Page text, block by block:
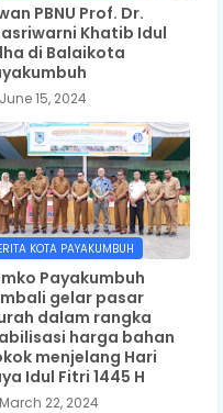
PBNU Prof. Dr.
Khatib Idul
di Balaikota
June 15, 2024
KOTA PAYAKUMBUH
Payakumbuh
gelar pasar
dalam rangka
harga bahan
menjelang Hari
Idul Fitri 1445 H
March 22, 2024